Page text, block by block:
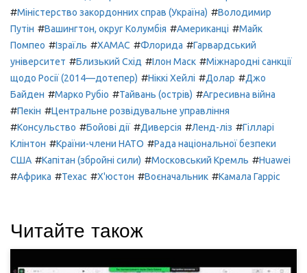
#Міністерство закордонних справ (Україна) #Володимир
Путін #Вашингтон, округ Колумбія #Американці #Майк
Помпео #Ізраїль #ХАМАС #Флорида #Гарвардський
університет #Близький Схід #Ілон Маск #Міжнародні санкції
щодо Росії (2014—дотепер) #Ніккі Хейлі #Долар #Джо
Байден #Марко Рубіо #Тайвань (острів) #Агресивна війна
#Пекін #Центральне розвідувальне управління
#Консульство #Бойові дії #Диверсія #Ленд-ліз #Гілларі
Клінтон #Країни-члени НАТО #Рада національної безпеки
США #Капітан (збройні сили) #Московський Кремль #Huawei
#Африка #Техас #Х'юстон #Воєначальник #Камала Гарріс
Читайте також